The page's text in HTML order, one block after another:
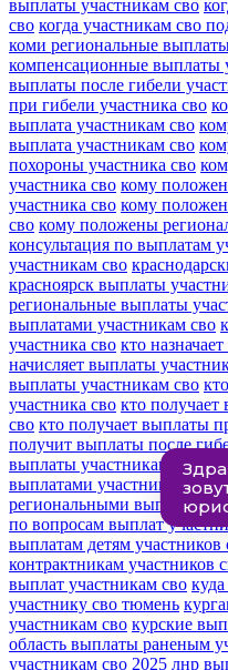
выплаты участникам сво
сво когда участникам сво
коми региональные
компенсационные выплаты
выплаты после гибели
при гибели участника сво
выплата участникам сво
выплата участникам сво
похороны участника сво
участника сво кому
участника сво кому
сво кому положены
консультация по выплатам
участникам сво
красноярск выплаты
региональные выплаты
выплатами участникам сво
участника сво кто
начисляет выплаты
выплаты участникам сво
участника сво кто получает
сво кто получает выплаты
получит выплаты после
выплаты участникам сво
выплатами участникам сво
региональными выплатами
по вопросам выплат
выплатам детям участников
контрактникам участников
выплат участникам сво
участнику сво тюмень
участникам сво курские
область выплаты раненым
участникам сво 2025 лнр